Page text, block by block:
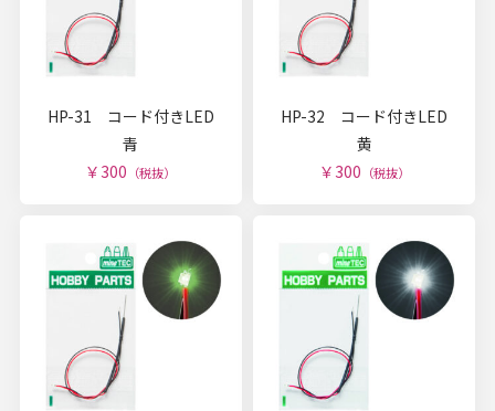
HP-31 コード付きLED
青
￥300 （税抜）
HP-32 コード付きLED
黄
￥300 （税抜）